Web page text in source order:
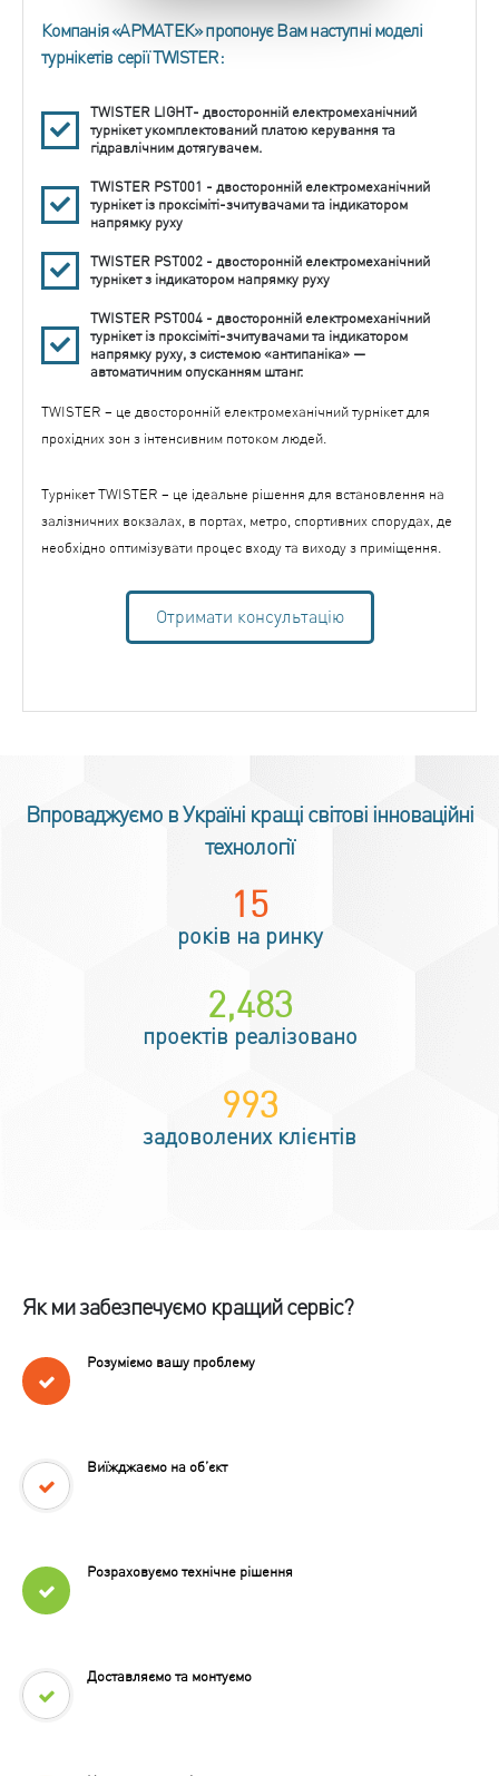
Компанія «АРМАТЕК» пропонує Вам наступні моделі
турнікетів серії TWISTER:
TWISTER LIGHT- двосторонній електромеханічний
турнікет укомплектований платою керування та
гідравлічним дотягувачем.
TWISTER PST001 - двосторонній електромеханічний
турнікет із проксіміті-зчитувачами та індикатором
напрямку руху
TWISTER PST002 - двосторонній електромеханічний
турнікет з індикатором напрямку руху
TWISTER PST004 - двосторонній електромеханічний
турнікет із проксіміті-зчитувачами та індикатором
напрямку руху, з системою «антипаніка» —
автоматичним опусканням штанг.
TWISTER – це двосторонній електромеханічний турнікет для
прохідних зон з інтенсивним потоком людей.
Турнікет TWISTER – це ідеальне рішення для встановлення на
залізничних вокзалах, в портах, метро, спортивних спорудах, де
необхідно оптимізувати процес входу та виходу з приміщення.
Отримати консультацію
Впроваджуємо в Україні кращі світові інноваційні
технології
18+
років на ринку
3,000+
проектів реалізовано
1,200
задоволених клієнтів
Як ми забезпечуємо кращий сервіс?
Розуміємо вашу проблему
Виїжджаємо на об’єкт
Розраховуємо технічне рішення
Доставляємо та монтуємо